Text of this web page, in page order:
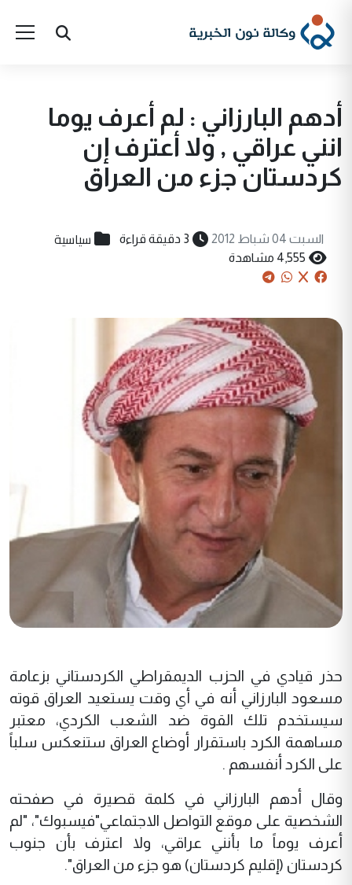
أدهم البارزاني : لم أعرف يوما
انني عراقي , ولا أعترف إن
كردستان جزء من العراق
السبت 04 شباط 2012 3 دقيقة قراءة سياسية
4,555 مشاهدة
حذر قيادي في الحزب الديمقراطي الكردستاني بزعامة
مسعود البارزاني أنه في أي وقت يستعيد العراق قوته
سيستخدم تلك القوة ضد الشعب الكردي، معتبر
مساهمة الكرد باستقرار أوضاع العراق ستنعكس سلباً
على الكرد أنفسهم .
وقال أدهم البارزاني في كلمة قصيرة في صفحته
الشخصية على موقع التواصل الاجتماعي"فيسبوك"، "لم
أعرف يوماً ما بأنني عراقي، ولا اعترف بأن جنوب
كردستان (إقليم كردستان) هو جزء من العراق".